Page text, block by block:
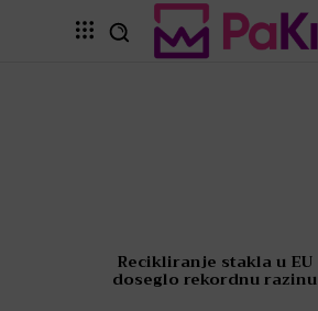
Recikliranje stakla u EU
doseglo rekordnu razinu